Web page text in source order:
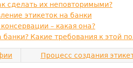
сделать их неповторимыми?
этикеток на банки
– какая она?
банки? Какие требования к этой
Процесс создания